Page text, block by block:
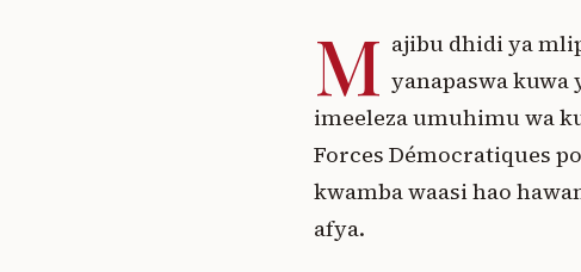
M ajibu dhidi ya
yanapaswa kuwa
imeeleza umuhimu wa
Forces Démocratiques
kwamba waasi hao
afya.